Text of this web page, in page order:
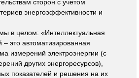
сторон с учетом
энергоэффективности и
в целом: «Интеллектуальная
это автоматизированная
измерений электроэнергии (с
других энергоресурсов),
показателей и решения на их